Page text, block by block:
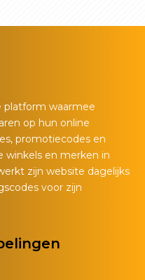
platform waarmee
op hun online
promotiecodes en
winkels en merken in
zijn website dagelijks
voor zijn